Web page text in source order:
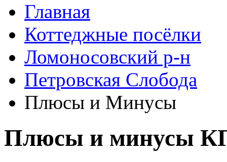
Главная
Коттеджные посёлки
Ломоносовский р-н
Петровская Слобода
Плюсы и Минусы
Плюсы и минусы